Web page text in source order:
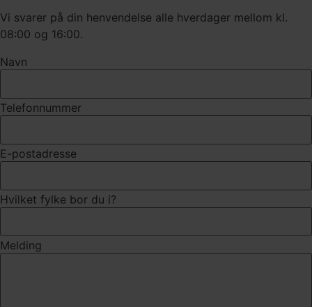
Vi svarer på din henvendelse alle hverdager mellom kl.
08:00 og 16:00.
Navn
Telefonnummer
E-postadresse
Hvilket fylke bor du i?
Melding